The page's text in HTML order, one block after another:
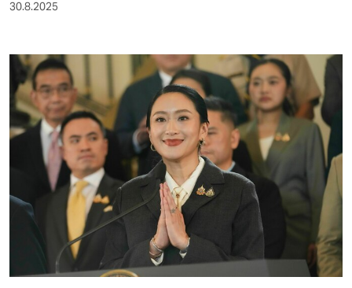
30.8.2025